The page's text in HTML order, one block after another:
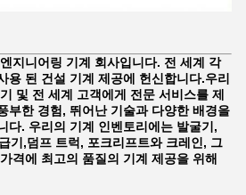
지니어링 기계 회사입니다. 전 세계 각
용 된 건설 기계 제공에 헌신합니다.우리
및 전 세계 고객에게 전문 서비스를 제
부한 경험, 뛰어난 기술과 다양한 배경을
다. 우리의 기계 인벤토리에는 발굴기,
기,덤프 트럭, 포크리프트와 크레인, 그
격에 최고의 품질의 기계 제공을 위해